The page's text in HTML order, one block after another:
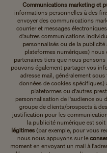
Communications marketing et
informations personnelles à des
envoyer des communications
courrier et messages
d'autres communications
personnalisés ou de la
plateformes numériques)
partenaires tiers que nous
pouvons également partager vos
adresse mail, généralement
données de cookies spécifiques)
plateformes ou d'autres
personnalisation de l'audience ou
groupe de clients/prospects à
justification pour les
la publicité numérique est soit
légitimes (par exemple, pour vous
nous nous appuyons sur le
moment en envoyant un mail à